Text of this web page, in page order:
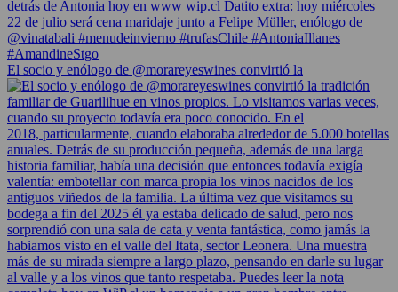
El socio y enólogo de @morareyeswines convirtió la